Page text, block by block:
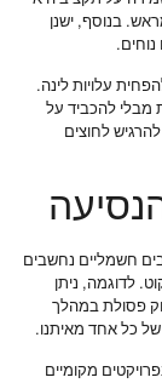
בנוסף, ישנן
עלויות לינה.
מבלי להכביד על
לחוצים
חשמליים נחשבים
לדוגמה, ניתן
פסולת במהלך
של כל אחד מאיתנו.
מקומיים